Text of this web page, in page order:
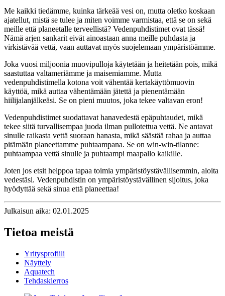
Me kaikki tiedämme, kuinka tärkeää vesi on, mutta oletko koskaan
ajatellut, mistä se tulee ja miten voimme varmistaa, että se on sekä
meille että planeetalle terveellistä? Vedenpuhdistimet ovat tässä!
Nämä arjen sankarit eivät ainoastaan ​​anna meille puhdasta ja
virkistävää vettä, vaan auttavat myös suojelemaan ympäristöämme.
Joka vuosi miljoonia muovipulloja käytetään ja heitetään pois, mikä
saastuttaa valtameriämme ja maisemiamme. Mutta
vedenpuhdistimella kotona voit vähentää kertakäyttömuovin
käyttöä, mikä auttaa vähentämään jätettä ja pienentämään
hiilijalanjälkeäsi. Se on pieni muutos, joka tekee valtavan eron!
Vedenpuhdistimet suodattavat hanavedestä epäpuhtaudet, mikä
tekee siitä turvallisempaa juoda ilman pullotettua vettä. Ne antavat
sinulle raikasta vettä suoraan hanasta, mikä säästää rahaa ja auttaa
pitämään planeettamme puhtaampana. Se on win-win-tilanne:
puhtaampaa vettä sinulle ja puhtaampi maapallo kaikille.
Joten jos etsit helppoa tapaa toimia ympäristöystävällisemmin, aloita
vedestäsi. Vedenpuhdistin on ympäristöystävällinen sijoitus, joka
hyödyttää sekä sinua että planeettaa!
Julkaisun aika: 02.01.2025
Tietoa meistä
Yritysprofiili
Näyttely
Aquatech
Tehdaskierros